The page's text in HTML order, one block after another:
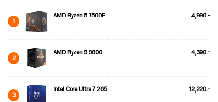
1 AMD Ryzen 5 7500F 4,990.-
2 AMD Ryzen 5 5600 4,390.-
3 Intel Core Ultra 7 265 12,220.-